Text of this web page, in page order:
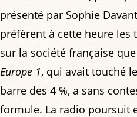
présenté par Sophie
préfèrent à cette heure les
sur la société française
Europe 1, qui avait touché
barre des 4 %, a sans
formule. La radio poursuit